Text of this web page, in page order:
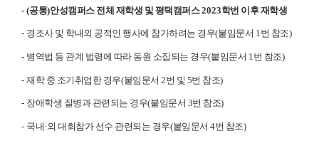
- (공통)안성캠퍼스 전체 재학생 및 평택캠퍼스2023학번 이후 재학생
- 경조사 및 학내외 공적인 행사에 참가하려는 경우(붙임문서 1번 참조)
- 병역법 등 관계 법령에 따라 동원 소집되는 경우(붙임문서 1 번 참조)
- 재학 중 조기취업한 경우(붙임문서 2번 및 5번 참조)
- 장애학생 질병과 관련되는 경우(붙임문서 3번 참조)
- 국내·외 대회참가 선수 관련되는 경우(붙임문서 4번 참조)